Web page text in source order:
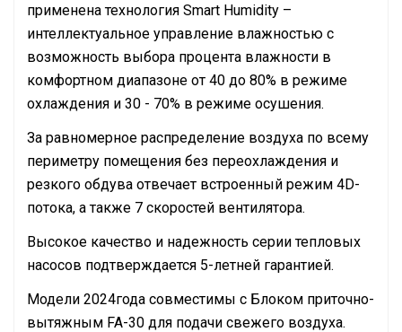
применена технология Smart Humiditу –
интеллектуальное управление влажностью с
возможность выбора процента влажности в
комфортном диапазоне от 40 до 80% в режиме
охлаждения и 30 - 70% в режиме осушения.
За равномерное распределение воздуха по всему
периметру помещения без переохлаждения и
резкого обдува отвечает встроенный режим 4D-
потока, а также 7 скоростей вентилятора.
Высокое качество и надежность серии тепловых
насосов подтверждается 5-летней гарантией.
Модели 2024года совместимы с Блоком приточно-
вытяжным FA-30 для подачи свежего воздуха.